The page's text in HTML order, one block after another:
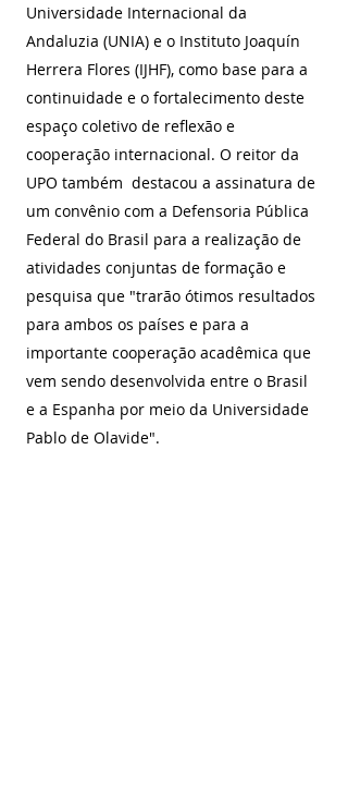
Universidade Internacional da
Andaluzia (UNIA) e o Instituto Joaquín
Herrera Flores (IJHF), como base para a
continuidade e o fortalecimento deste
espaço coletivo de reflexão e
cooperação internacional. O reitor da
UPO também  destacou a assinatura de
um convênio com a Defensoria Pública
Federal do Brasil para a realização de
atividades conjuntas de formação e
pesquisa que "trarão ótimos resultados
para ambos os países e para a
importante cooperação acadêmica que
vem sendo desenvolvida entre o Brasil
e a Espanha por meio da Universidade
Pablo de Olavide".